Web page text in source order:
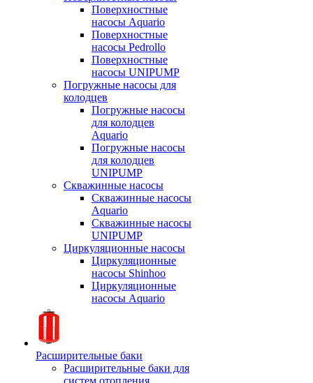
Поверхностные
насосы Aquario
Поверхностные
насосы Pedrollo
Поверхностные
насосы UNIPUMP
Погружные насосы для
колодцев
Погружные насосы
для колодцев
Aquario
Погружные насосы
для колодцев
UNIPUMP
Скважинные насосы
Скважинные насосы
Aquario
Скважинные насосы
UNIPUMP
Циркуляционные насосы
Циркуляционные
насосы Shinhoo
Циркуляционные
насосы Aquario
Расширительные баки
Расширительные баки для